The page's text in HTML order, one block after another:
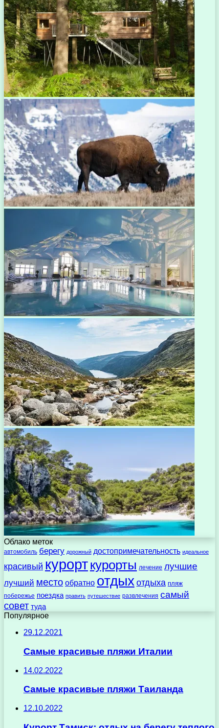
Облако меток
автомобиль берегу дорожный достопримечательность идеальное
красивый курорткурорты лечение лучшие
лучший место обратно отдыхотдыха пляж
побережье поездка править путешествие развлечения самый
совет туда
Популярное
29.12.2021
Самые красивые пляжи Италии
14.02.2022
Самые красивые пляжи Таиланда
12.10.2022